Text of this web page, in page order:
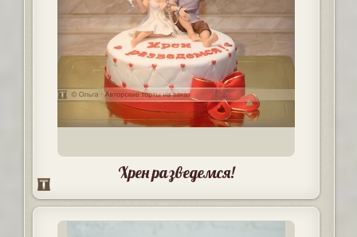
Хрен разведемся!